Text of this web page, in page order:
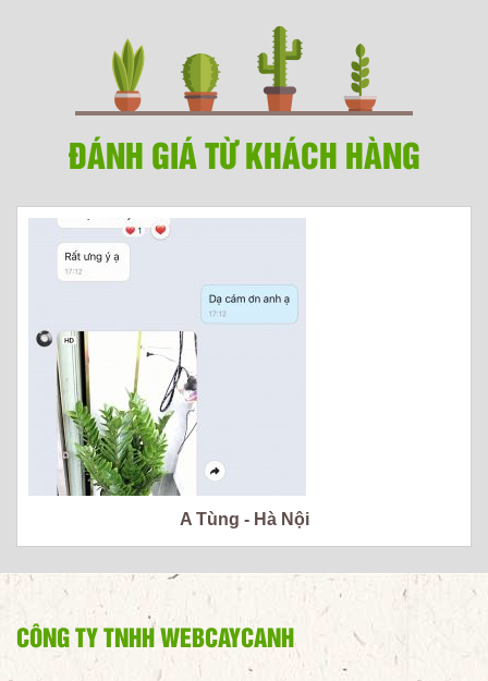
ĐÁNH GIÁ TỪ KHÁCH HÀNG
A Tùng - Hà Nội
CÔNG TY TNHH WEBCAYCANH